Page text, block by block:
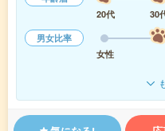
20代
30
男女比率
女性